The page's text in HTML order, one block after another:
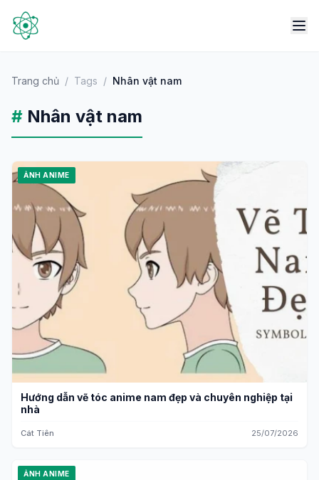
Trang chủ / Tags / Nhân vật nam
# Nhân vật nam
ẢNH ANIME
Hướng dẫn vẽ tóc anime nam đẹp và chuyên nghiệp tại
nhà
Cát Tiên 25/07/2026
ẢNH ANIME